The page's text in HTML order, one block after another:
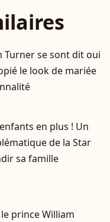
Turner se sont dit oui
le look de mariée
en plus ! Un
de la Star
sa famille
prince William